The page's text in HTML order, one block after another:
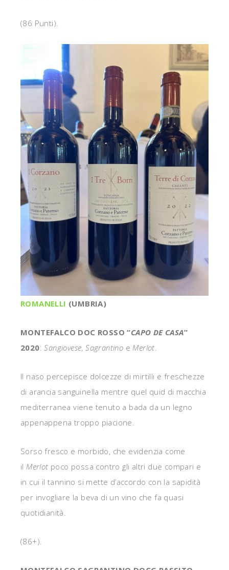
(86 Punti).
ROMANELLI (UMBRIA)
MONTEFALCO DOC ROSSO “CAPO DE CASA”
2020: Sangiovese, Sagrantino e Merlot
Il naso percepisce dolcezze di mirtilli e freschezze
di arancia sanguinella mentre quel quid di macchia
mediterranea viene tenuto a bada da un legno
appenappena troppo piacione.
Sorso fresco e morbido, che evidenzia come
il Merlot poco possa contro gli altri due compari e
in cui il tannino si mette d’accordo con la sapidità
per invogliare la beva di un vino che fa quasi
quotidianità.
(86+).